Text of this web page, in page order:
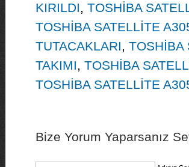
KIRILDI, TOSHİBA
TOSHİBA SATELLİTE
TUTACAKLARI, TOSHİBA
TAKIMI, TOSHİBA
TOSHİBA SATELLİTE
Bize Yorum Yaparsanız